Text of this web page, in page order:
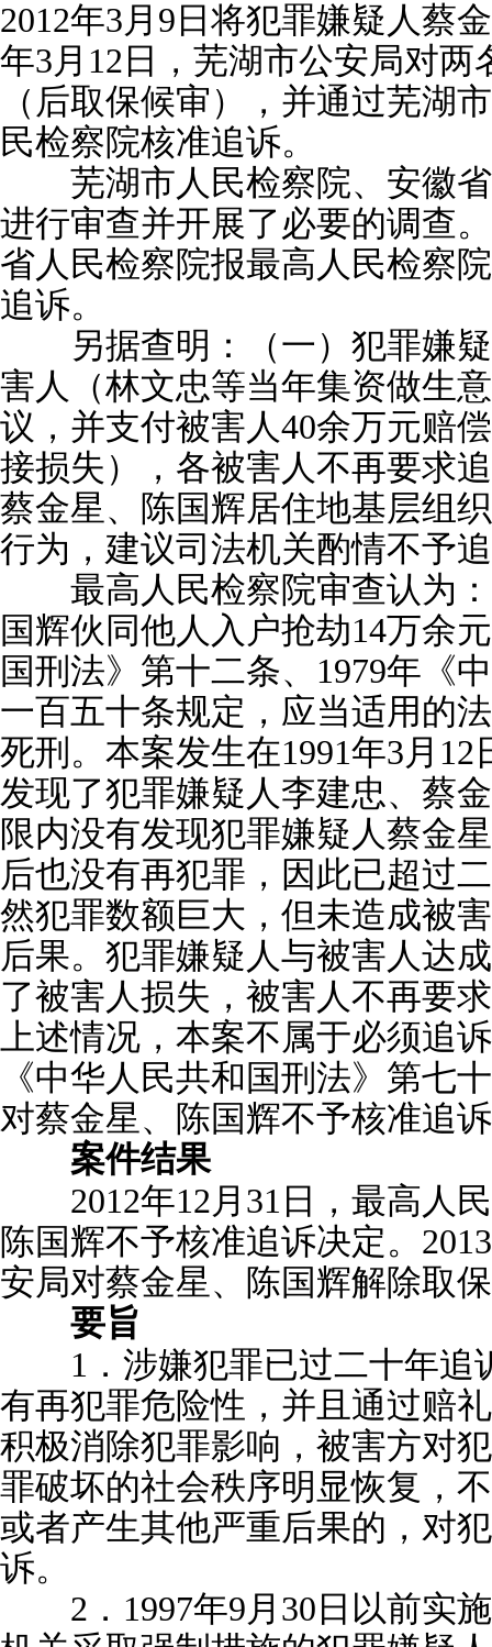
2012年3月9日将犯罪嫌疑人蔡
年3月12日，芜湖市公安局对
（后取保候审），并通过芜湖
民检察院核准追诉。
芜湖市人民检察院、安徽省
进行审查并开展了必要的调查
省人民检察院报最高人民检察
追诉。
另据查明：（一）犯罪嫌疑
害人（林文忠等当年集资做生
议，并支付被害人40余万元赔
接损失），各被害人不再要求
蔡金星、陈国辉居住地基层组
行为，建议司法机关酌情不予
最高人民检察院审查认为：
国辉伙同他人入户抢劫14万余
国刑法》第十二条、1979年《
一百五十条规定，应当适用的
死刑。本案发生在1991年3月
发现了犯罪嫌疑人李建忠、蔡
限内没有发现犯罪嫌疑人蔡金
后也没有再犯罪，因此已超过
然犯罪数额巨大，但未造成被
后果。犯罪嫌疑人与被害人达
了被害人损失，被害人不再要
上述情况，本案不属于必须追
《中华人民共和国刑法》第七
对蔡金星、陈国辉不予核准追
案件结果
2012年12月31日，最高人
陈国辉不予核准追诉决定。
安局对蔡金星、陈国辉解除取
要旨
1．涉嫌犯罪已过二十年追
有再犯罪危险性，并且通过赔
积极消除犯罪影响，被害方对
罪破坏的社会秩序明显恢复，
或者产生其他严重后果的，对
诉。
2．1997年9月30日以前实